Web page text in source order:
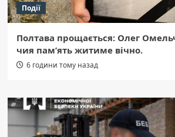
Події
Полтава прощається: Олег
чия пам’ять житиме вічно.
6 години тому назад